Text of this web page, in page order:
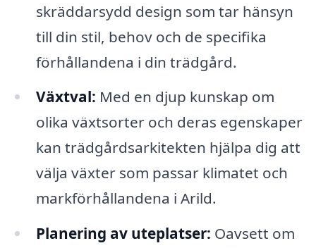
skräddarsydd design som tar hänsyn
till din stil, behov och de specifika
förhållandena i din trädgård.
Växtval: Med en djup kunskap om
olika växtsorter och deras egenskaper
kan trädgårdsarkitekten hjälpa dig att
välja växter som passar klimatet och
markförhållandena i Arild.
Planering av uteplatser: Oavsett om